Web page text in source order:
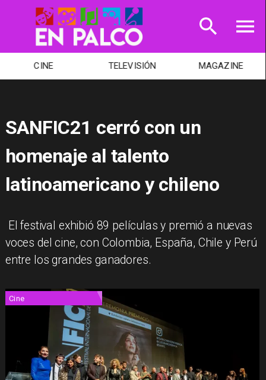
CINE TELEVISIÓN MAGAZINE
SANFIC21 cerró con un
homenaje al talento
latinoamericano y chileno
​ El festival exhibió 89 películas y premió a nuevas
voces del cine, con Colombia, España, Chile y Perú
entre los grandes ganadores.
Cine